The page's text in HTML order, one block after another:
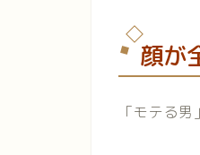
顔が
「モテる